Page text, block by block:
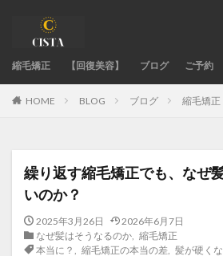
縮毛矯正 【回復美容】 ブログ ご予約
HOME BLOG ブログ 縮毛矯正
繰り返す縮毛矯正でも、なぜ
いのか？
2025年3月26日
2026年6月7日
なぜ髪はそうなるのか, 縮毛矯正
本当に？
縮毛矯正の本当の差 髪が硬く
タグ
acid-heat-hazards
acid-heat-
chemical-safety-myth
expert-straightening-salon